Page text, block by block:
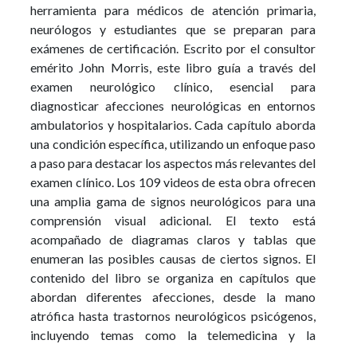
herramienta para médicos de atención primaria,
neurólogos y estudiantes que se preparan para
exámenes de certificación. Escrito por el consultor
emérito John Morris, este libro guía a través del
examen neurológico clínico, esencial para
diagnosticar afecciones neurológicas en entornos
ambulatorios y hospitalarios. Cada capítulo aborda
una condición específica, utilizando un enfoque paso
a paso para destacar los aspectos más relevantes del
examen clínico. Los 109 videos de esta obra ofrecen
una amplia gama de signos neurológicos para una
comprensión visual adicional. El texto está
acompañado de diagramas claros y tablas que
enumeran las posibles causas de ciertos signos. El
contenido del libro se organiza en capítulos que
abordan diferentes afecciones, desde la mano
atrófica hasta trastornos neurológicos psicógenos,
incluyendo temas como la telemedicina y la